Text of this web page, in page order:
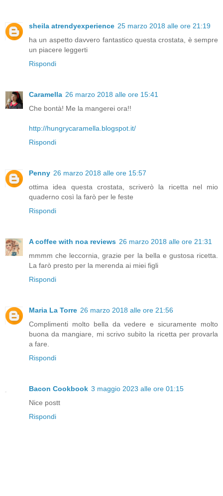
sheila atrendyexperience 25 marzo 2018 alle ore 21:19
ha un aspetto davvero fantastico questa crostata, è sempre
un piacere leggerti
Rispondi
Caramella 26 marzo 2018 alle ore 15:41
Che bontà! Me la mangerei ora!!
http://hungrycaramella.blogspot.it/
Rispondi
Penny 26 marzo 2018 alle ore 15:57
ottima idea questa crostata, scriverò la ricetta nel mio
quaderno così la farò per le feste
Rispondi
A coffee with noa reviews 26 marzo 2018 alle ore 21:31
mmmm che leccornia, grazie per la bella e gustosa ricetta.
La farò presto per la merenda ai miei figli
Rispondi
Maria La Torre 26 marzo 2018 alle ore 21:56
Complimenti molto bella da vedere e sicuramente molto
buona da mangiare, mi scrivo subito la ricetta per provarla
a fare.
Rispondi
Bacon Cookbook 3 maggio 2023 alle ore 01:15
Nice postt
Rispondi